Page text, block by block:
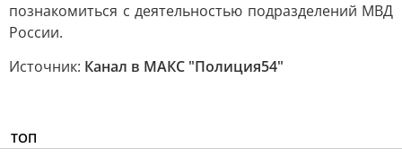
познакомиться с деятельностью подразделений МВД
России.
Источник: Канал в МАКС "Полиция54"
ТОП